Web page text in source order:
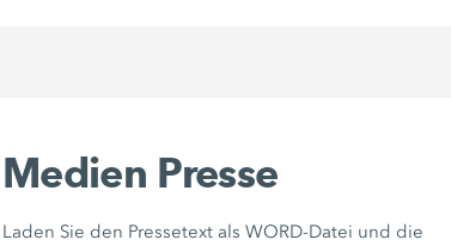
Medien Presse
Laden Sie den Pressetext als WORD-Datei und die